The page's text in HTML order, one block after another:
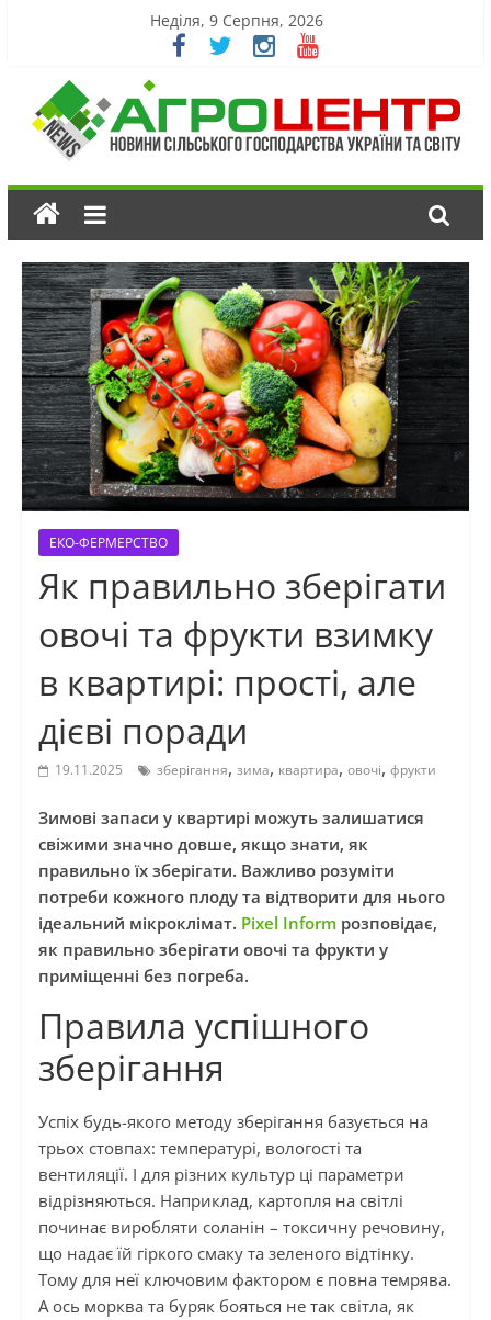
Неділя, 9 Серпня, 2026
ЕКО-ФЕРМЕРСТВО
Як правильно зберігати
овочі та фрукти взимку
в квартирі: прості, але
дієві поради
19.11.2025 зберігання, зима, квартира, овочі, фрукти
Зимові запаси у квартирі можуть залишатися
свіжими значно довше, якщо знати, як
правильно їх зберігати. Важливо розуміти
потреби кожного плоду та відтворити для нього
ідеальний мікроклімат. Pixel Informрозповідає,
як правильно зберігати овочі та фрукти у
приміщенні без погреба.
Правила успішного
зберігання
Успіх будь-якого методу зберігання базується на
трьох стовпах: температурі, вологості та
вентиляції. І для різних культур ці параметри
відрізняються. Наприклад, картопля на світлі
починає виробляти соланін – токсичну речовину,
що надає їй гіркого смаку та зеленого відтінку.
Тому для неї ключовим фактором є повна темрява.
А ось морква та буряк бояться не так світла, як